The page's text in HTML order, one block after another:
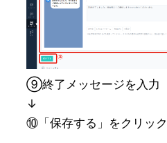
⑨終了メッセージを入力
↓
⑩「保存する」をクリッ